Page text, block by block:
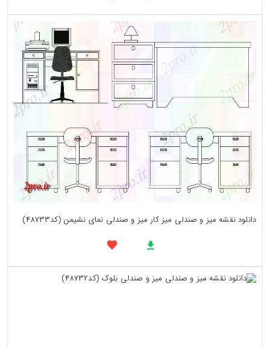
دانلود نقشه میز و صندلی میز کار میز و صندلی نمای نشیمن (کد48733)